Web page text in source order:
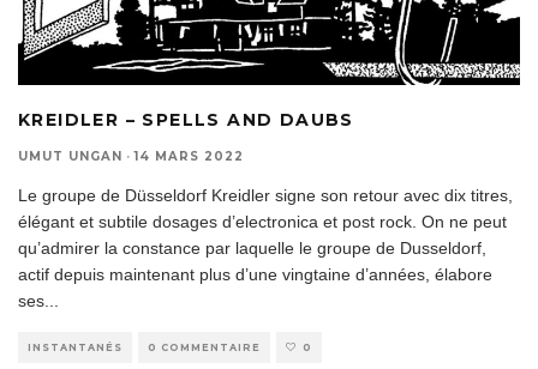
KREIDLER – SPELLS AND DAUBS
UMUT UNGAN · 14 MARS 2022
Le groupe de Düsseldorf Kreidler signe son retour avec dix titres,
élégant et subtile dosages d’electronica et post rock. On ne peut
qu’admirer la constance par laquelle le groupe de Dusseldorf,
actif depuis maintenant plus d’une vingtaine d’années, élabore
ses...
INSTANTANÉS 0 COMMENTAIRE 0